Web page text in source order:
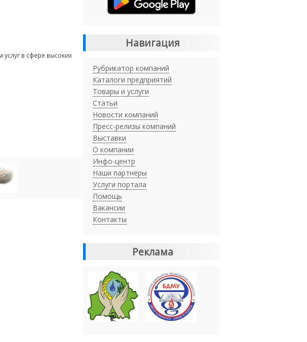
в сфере высоких
Навигация
Рубрикатор компаний
Каталоги предприятий
Товары и услуги
Статьи
Новости компаний
Пресс-релизы компаний
Выставки
О компании
Инфо-центр
Наши партнеры
Услуги портала
Помощь
Вакансии
Контакты
Реклама